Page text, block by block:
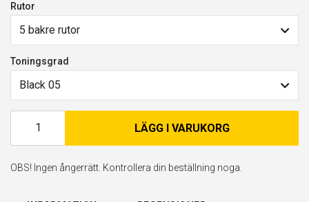
Rutor
5 bakre rutor
Toningsgrad
Black 05
LÄGG I VARUKORG
OBS! Ingen ångerrätt. Kontrollera din beställning noga.